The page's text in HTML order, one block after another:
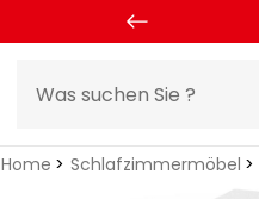
Home Schlafzimmermöbel